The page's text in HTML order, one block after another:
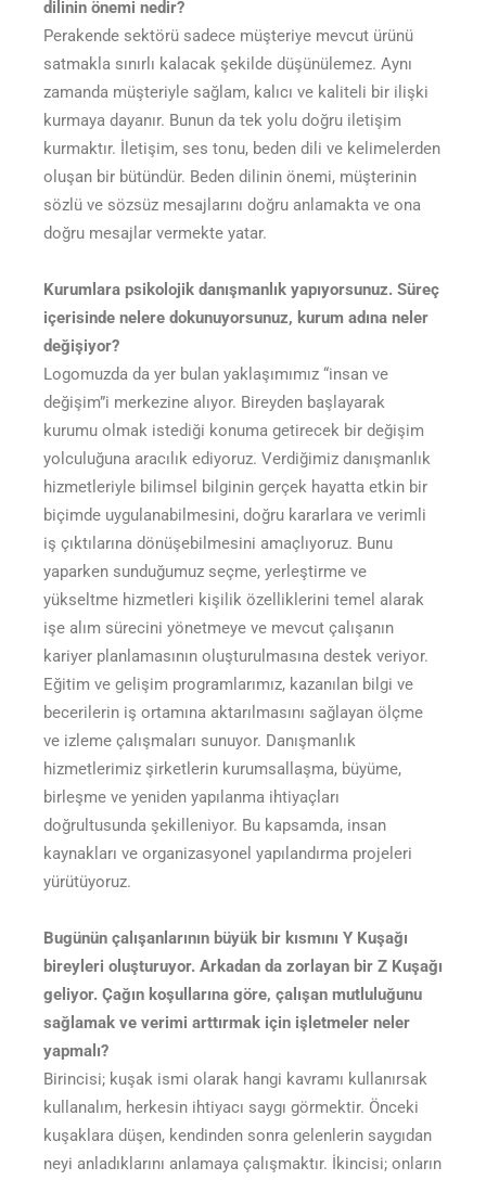
dilinin önemi nedir?
Perakende sektörü sadece müşteriye mevcut ürünü
satmakla sınırlı kalacak şekilde düşünülemez. Aynı
zamanda müşteriyle sağlam, kalıcı ve kaliteli bir ilişki
kurmaya dayanır. Bunun da tek yolu doğru iletişim
kurmaktır. İletişim, ses tonu, beden dili ve kelimelerden
oluşan bir bütündür. Beden dilinin önemi, müşterinin
sözlü ve sözsüz mesajlarını doğru anlamakta ve ona
doğru mesajlar vermekte yatar.
Kurumlara psikolojik danışmanlık yapıyorsunuz. Süreç
içerisinde nelere dokunuyorsunuz, kurum adına neler
değişiyor?
Logomuzda da yer bulan yaklaşımımız “insan ve
değişim”i merkezine alıyor. Bireyden başlayarak
kurumu olmak istediği konuma getirecek bir değişim
yolculuğuna aracılık ediyoruz. Verdiğimiz danışmanlık
hizmetleriyle bilimsel bilginin gerçek hayatta etkin bir
biçimde uygulanabilmesini, doğru kararlara ve verimli
iş çıktılarına dönüşebilmesini amaçlıyoruz. Bunu
yaparken sunduğumuz seçme, yerleştirme ve
yükseltme hizmetleri kişilik özelliklerini temel alarak
işe alım sürecini yönetmeye ve mevcut çalışanın
kariyer planlamasının oluşturulmasına destek veriyor.
Eğitim ve gelişim programlarımız, kazanılan bilgi ve
becerilerin iş ortamına aktarılmasını sağlayan ölçme
ve izleme çalışmaları sunuyor. Danışmanlık
hizmetlerimiz şirketlerin kurumsallaşma, büyüme,
birleşme ve yeniden yapılanma ihtiyaçları
doğrultusunda şekilleniyor. Bu kapsamda, insan
kaynakları ve organizasyonel yapılandırma projeleri
yürütüyoruz.
Bugünün çalışanlarının büyük bir kısmını Y Kuşağı
bireyleri oluşturuyor. Arkadan da zorlayan bir Z Kuşağı
geliyor. Çağın koşullarına göre, çalışan mutluluğunu
sağlamak ve verimi arttırmak için işletmeler neler
yapmalı?
Birincisi; kuşak ismi olarak hangi kavramı kullanırsak
kullanalım, herkesin ihtiyacı saygı görmektir. Önceki
kuşaklara düşen, kendinden sonra gelenlerin saygıdan
neyi anladıklarını anlamaya çalışmaktır. İkincisi; onların